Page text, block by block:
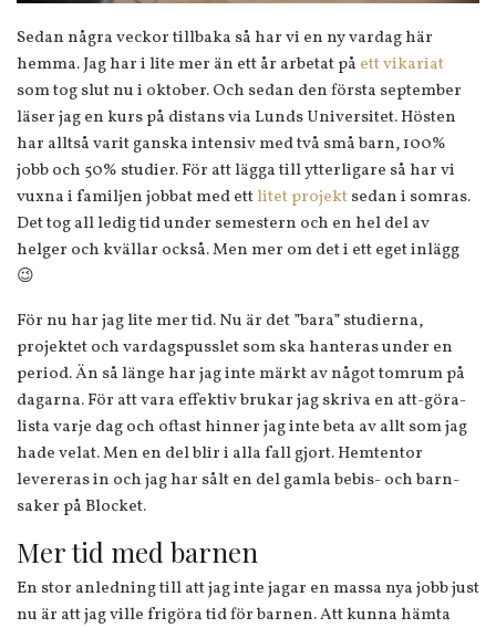
Sedan några veckor tillbaka så har vi en ny vardag här
hemma. Jag har i lite mer än ett år arbetat på ett vikariat
som tog slut nu i oktober. Och sedan den första september
läser jag en kurs på distans via Lunds Universitet. Hösten
har alltså varit ganska intensiv med två små barn, 100%
jobb och 50% studier. För att lägga till ytterligare så har vi
vuxna i familjen jobbat med ettlitet projektsedan i somras.
Det tog all ledig tid under semestern och en hel del av
helger och kvällar också. Men mer om det i ett eget inlägg
😉
För nu har jag lite mer tid. Nu är det ”bara” studierna,
projektet och vardagspusslet som ska hanteras under en
period. Än så länge har jag inte märkt av något tomrum på
dagarna. För att vara effektiv brukar jag skriva en att-göra-
lista varje dag och oftast hinner jag inte beta av allt som jag
hade velat. Men en del blir i alla fall gjort. Hemtentor
levereras in och jag har sålt en del gamla bebis- och barn-
saker på Blocket.
Mer tid med barnen
En stor anledning till att jag inte jagar en massa nya jobb just
nu är att jag ville frigöra tid för barnen. Att kunna hämta